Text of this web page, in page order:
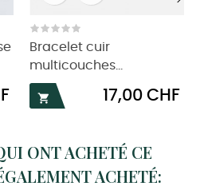
Bracelet cuir
multicouches...

Prix
17,00 CHF
ONT ACHETÉ CE
ACHETÉ: